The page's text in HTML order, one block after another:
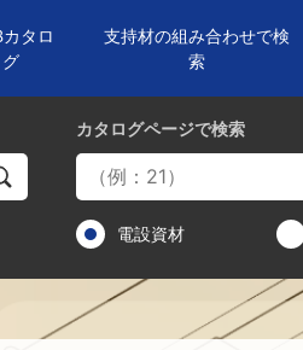
カタロ
グ
支持材の組み合わせで検
索
カタログページで検索
電設資材